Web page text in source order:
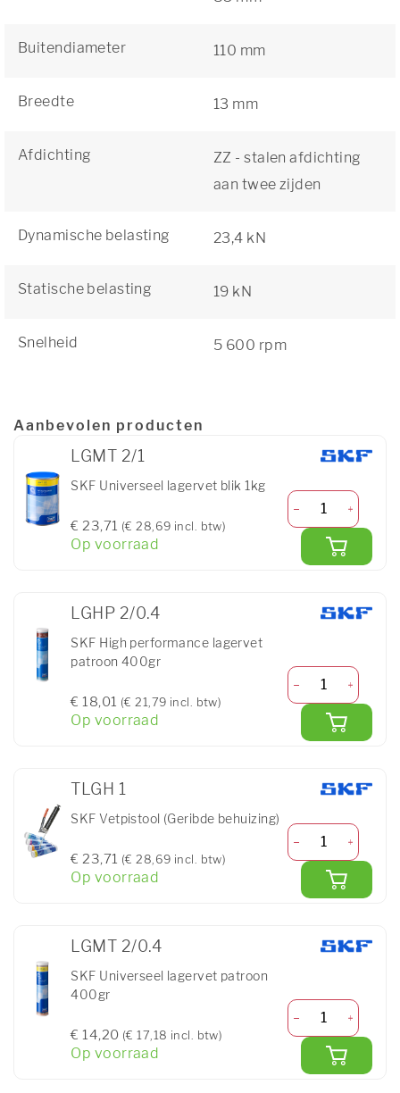
Buitendiameter 110 mm
Breedte 13 mm
Afdichting
ZZ - stalen afdichting
aan twee zijden
Dynamische belasting 23,4 kN
Statische belasting 19 kN
Snelheid 5 600 rpm
Aanbevolen producten
LGMT 2/1
SKF Universeel lagervet blik 1kg
€ 23,71 (€ 28,69 incl. btw)
Op voorraad
LGHP 2/0.4
SKF High performance lagervet
patroon 400gr
€ 18,01 (€ 21,79 incl. btw)
Op voorraad
TLGH 1
SKF Vetpistool (Geribde behuizing)
€ 23,71 (€ 28,69 incl. btw)
Op voorraad
LGMT 2/0.4
SKF Universeel lagervet patroon
400gr
€ 14,20 (€ 17,18 incl. btw)
Op voorraad